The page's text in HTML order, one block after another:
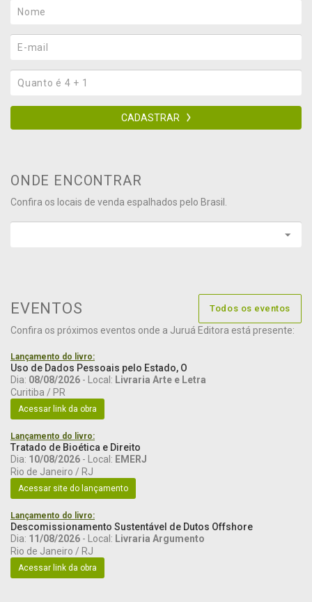
CADASTRAR
ONDE ENCONTRAR
Confira os locais de venda espalhados pelo Brasil.
EVENTOS Todos os eventos
Confira os próximos eventos onde a Juruá Editora está presente:
Lançamento do livro:
Uso de Dados Pessoais pelo Estado, O
Dia: 08/08/2026 - Local: Livraria Arte e Letra
Curitiba / PR
Acessar link da obra
Lançamento do livro:
Tratado de Bioética e Direito
Dia: 10/08/2026 - Local: EMERJ
Rio de Janeiro / RJ
Acessar site do lançamento
Lançamento do livro:
Descomissionamento Sustentável de Dutos Offshore
Dia: 11/08/2026 - Local: Livraria Argumento
Rio de Janeiro / RJ
Acessar link da obra